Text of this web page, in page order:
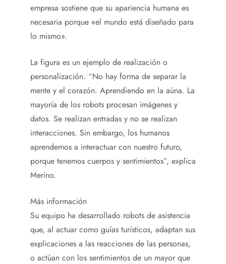
empresa sostiene que su apariencia humana es
necesaria porque «el mundo está diseñado para
lo mismo».
La figura es un ejemplo de realización o
personalización. “No hay forma de separar la
mente y el corazón. Aprendiendo en la aúna. La
mayoría de los robots procesan imágenes y
datos. Se realizan entradas y no se realizan
interacciones. Sin embargo, los humanos
aprendemos a interactuar con nuestro futuro,
porque tenemos cuerpos y sentimientos”, explica
Merino.
Más información
Su equipo ha desarrollado robots de asistencia
que, al actuar como guías turísticos, adaptan sus
explicaciones a las reacciones de las personas,
o actúan con los sentimientos de un mayor que